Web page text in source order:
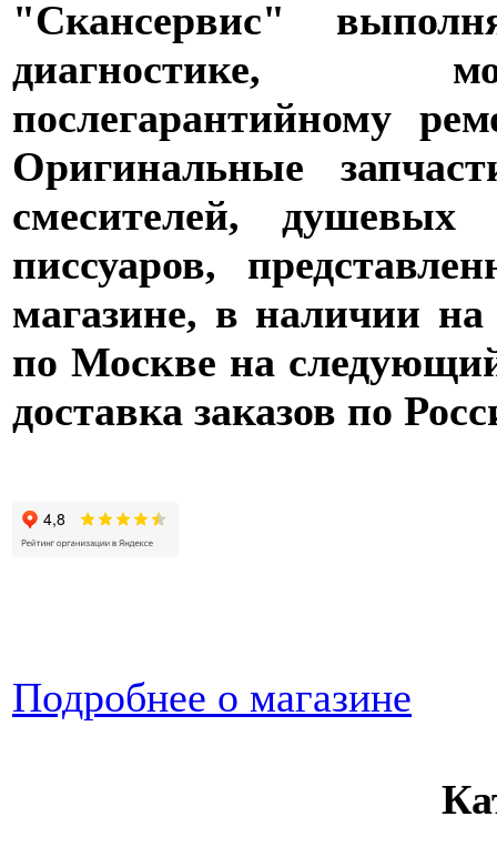
"Скансервис"
диагностике,
послегарантийному
Оригинальные
смесителей, душевых
писсуаров,
магазине, в наличии на
по Москве на
доставка заказов по
Подробнее о магазине